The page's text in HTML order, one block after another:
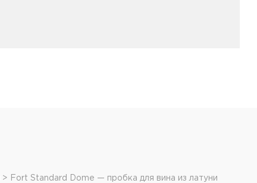
Fort Standard Dome — пробка для вина из латуни